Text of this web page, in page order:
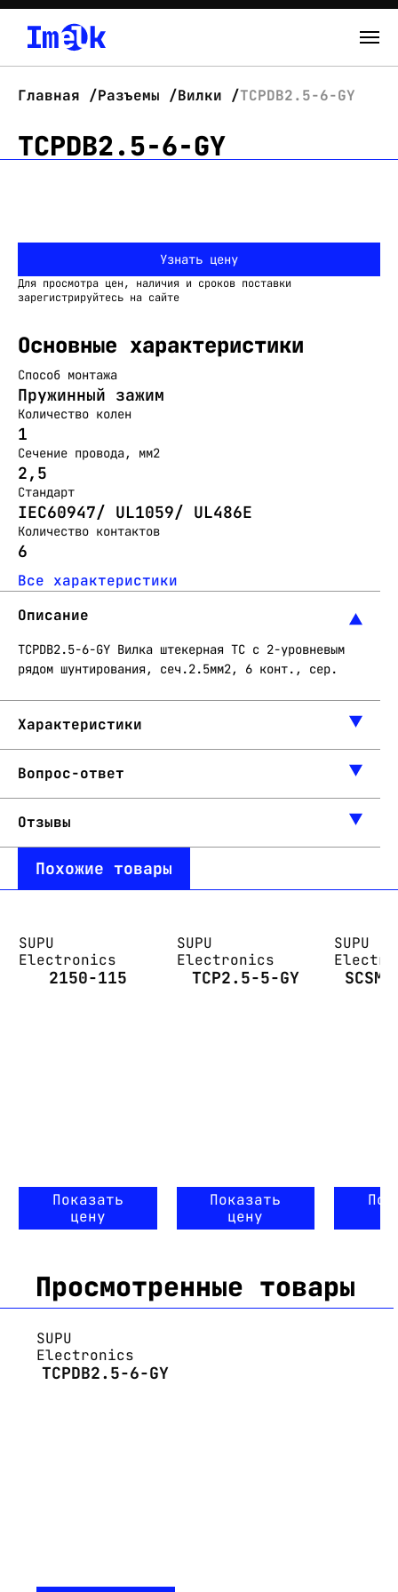
Контакты
Главная Разъемы Вилки TCPDB2.5-6-GY
TCPDB2.5-6-GY
Узнать цену
Для просмотра цен, наличия и сроков поставки
зарегистрируйтесь на сайте
Основные характеристики
Способ монтажа
Пружинный зажим
Количество колен
1
Сечение провода, мм2
2,5
Стандарт
IEC60947/ UL1059/ UL486E
Количество контактов
6
Все характеристики
Описание
TCPDB2.5-6-GY Вилка штекерная ТC с 2-уровневым
рядом шунтирования, сеч.2.5мм2, 6 конт., сер.
Характеристики
Вопрос-ответ
Отзывы
Похожие товары
SUPU
Electronics
2150-115
Показать
цену
SUPU
Electronics
TCP2.5-5-GY
Показать
цену
SUPU
Просмотренные товары
SUPU
Electronics
TCPDB2.5-6-GY